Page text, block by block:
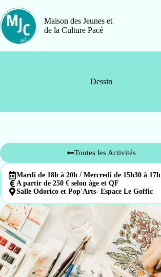
Maison des Jeunes et
de la Culture Pacé
Dessin
Toutes les Activités
Mardi de 18h à 20h / Mercredi de 15h30 à 17h
A partir de 250 € selon âge et QF
Salle Odorico et Pop'Arts- Espace Le Goffic